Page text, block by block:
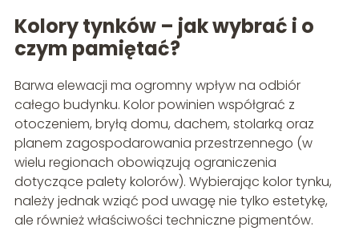
Kolory tynków – jak wybrać i o
czym pamiętać?
Barwa elewacji ma ogromny wpływ na odbiór
całego budynku. Kolor powinien współgrać z
otoczeniem, bryłą domu, dachem, stolarką oraz
planem zagospodarowania przestrzennego (w
wielu regionach obowiązują ograniczenia
dotyczące palety kolorów). Wybierając kolor tynku,
należy jednak wziąć pod uwagę nie tylko estetykę,
ale również właściwości techniczne pigmentów.